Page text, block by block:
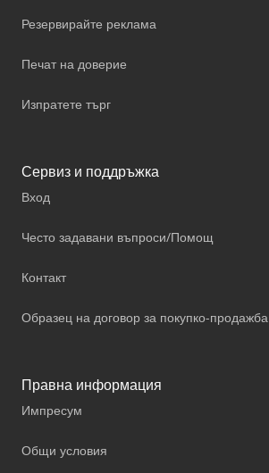
Резервирайте реклама
Печат на доверие
Изпратете търг
Сервиз и поддръжка
Вход
Често задавани въпроси/Помощ
Контакт
Образец на договор за покупко-продажба
Правна информация
Импресум
Общи условия